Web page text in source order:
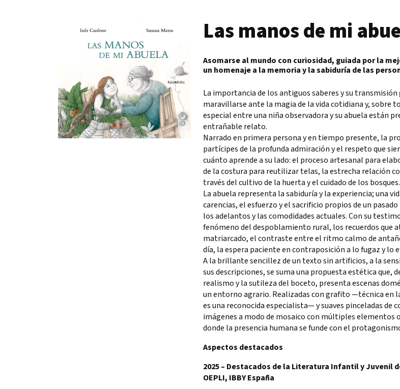
Las manos de mi
Asomarse al mundo con curiosidad, guiada por la
un homenaje a la memoria y la sabiduría de las
La importancia de los antiguos saberes y su
maravillarse ante la magia de la vida cotidiana y, sobre
especial entre una niña observadora y su abuela están
entrañable relato.
Narrado en primera persona y en tiempo presente, la
partícipes de la profunda admiración y el respeto que
cuánto aprende a su lado: el proceso artesanal para
de la costura para reutilizar telas, la estrecha relación
través del cultivo de la huerta y el cuidado de los bosques.
La abuela representa la sabiduría y la experiencia; una
carencias, el esfuerzo y el sacrificio propios de un
los adelantos y las comodidades actuales. Con su
fenómeno del despoblamiento rural, los recuerdos que
matriarcado, el contraste entre el ritmo calmo de
día, la espera paciente en contraposición a lo fugaz y lo
A la brillante sencillez de un texto sin artificios, a la
sus descripciones, se suma una propuesta estética que,
realismo y la sutileza del boceto, presenta escenas
un entorno agrario. Realizadas con grafito —técnica en
es una reconocida especialista— y suaves pinceladas de
imágenes a modo de mosaico con múltiples elementos
donde la presencia humana se funde con el
Aspectos destacados
2025 – Destacados de la Literatura Infantil y Juvenil
OEPLI, IBBY España